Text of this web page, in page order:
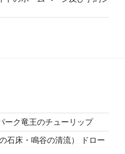
ーク竜王のチューリップ
石床・鳴谷の清流） ドロー